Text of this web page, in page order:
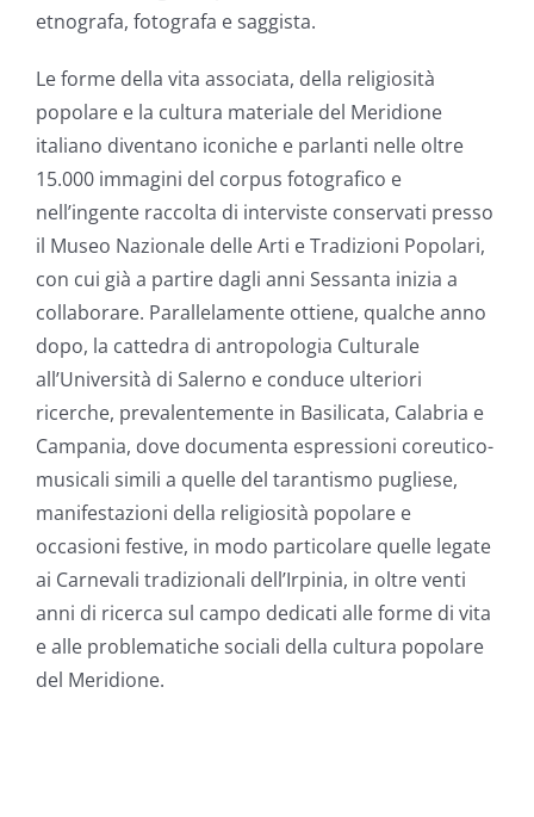
etnografa, fotografa e saggista.
Le forme della vita associata, della religiosità
popolare e la cultura materiale del Meridione
italiano diventano iconiche e parlanti nelle oltre
15.000 immagini del corpus fotografico e
nell’ingente raccolta di interviste conservati presso
il Museo Nazionale delle Arti e Tradizioni Popolari,
con cui già a partire dagli anni Sessanta inizia a
collaborare. Parallelamente ottiene, qualche anno
dopo, la cattedra di antropologia Culturale
all’Università di Salerno e conduce ulteriori
ricerche, prevalentemente in Basilicata, Calabria e
Campania, dove documenta espressioni coreutico-
musicali simili a quelle del tarantismo pugliese,
manifestazioni della religiosità popolare e
occasioni festive, in modo particolare quelle legate
ai Carnevali tradizionali dell’Irpinia, in oltre venti
anni di ricerca sul campo dedicati alle forme di vita
e alle problematiche sociali della cultura popolare
del Meridione.